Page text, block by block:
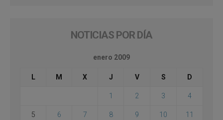
NOTICIAS POR DÍA
enero 2009
L M X J V S D
1 2 3 4
5 6 7 8 9 10 11